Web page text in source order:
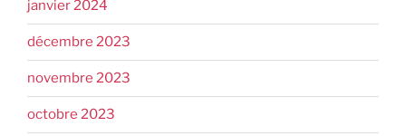
janvier 2024
décembre 2023
novembre 2023
octobre 2023